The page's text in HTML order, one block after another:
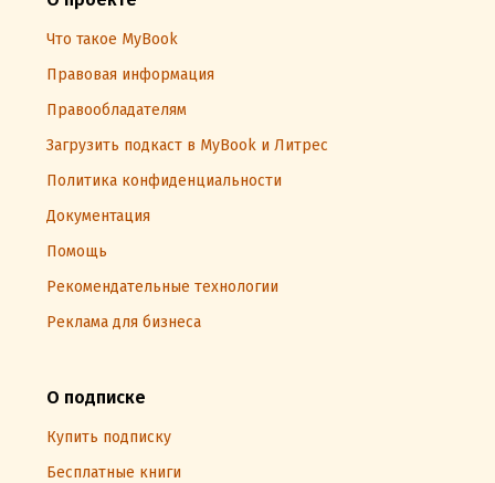
Что такое MyBook
Правовая информация
Правообладателям
Загрузить подкаст в MyBook и Литрес
Политика конфиденциальности
Документация
Помощь
Рекомендательные технологии
Реклама для бизнеса
О подписке
Купить подписку
Бесплатные книги